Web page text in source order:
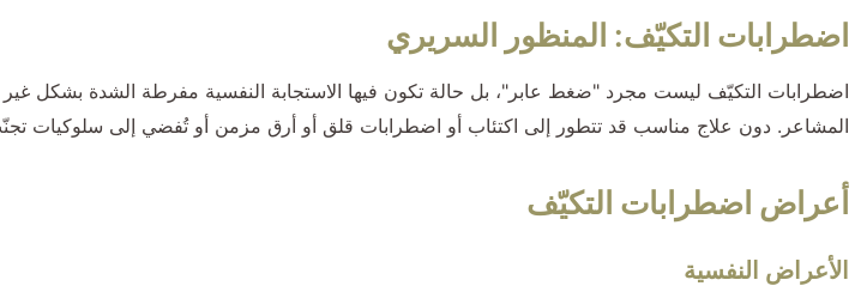
اضطرابات التكيّف: المنظور السريري
اضطرابات التكيّف ليست مجرد "ضغط عابر"، بل حالة تكون فيها الاستجابة النفسية مفرطة الشدة بشكل
المشاعر. دون علاج مناسب قد تتطور إلى اكتئاب أو اضطرابات قلق أو أرق مزمن أو تُفضي إلى سلوكيات
أعراض اضطرابات التكيّف
الأعراض النفسية